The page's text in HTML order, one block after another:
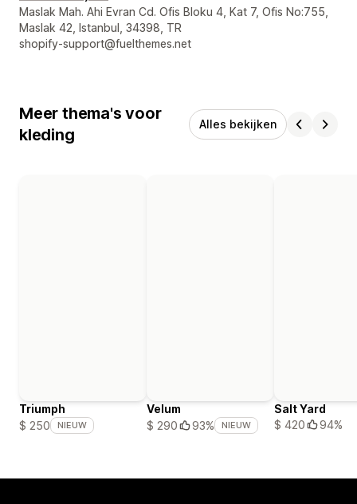
Contactgegevens ontwerper
Maslak Mah. Ahi Evran Cd. Ofis Bloku 4, Kat 7, Ofis No:755,
Maslak 42, Istanbul, 34398, TR
shopify-support@fuelthemes.net
Meer thema's voor
kleding
Alles bekijken
Triumph
$ 250
NIEUW
Velum
$ 290
93% NIEUW
Salt Yard
$ 420
94%